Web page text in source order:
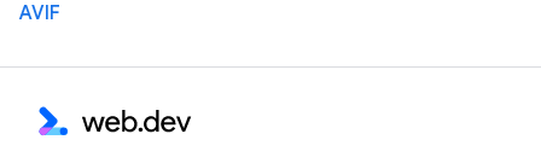
AVIF